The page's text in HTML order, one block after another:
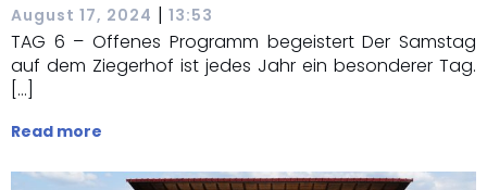
August 17, 2024 | 13:53
TAG 6 – Offenes Programm begeistert Der Samstag
auf dem Ziegerhof ist jedes Jahr ein besonderer Tag.
[…]
Read more